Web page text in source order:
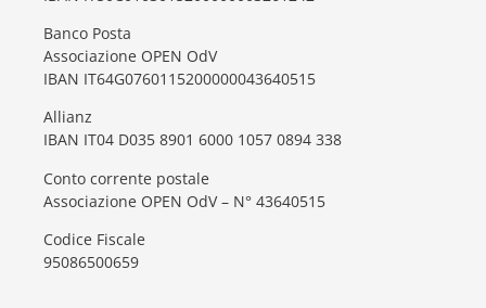
Banco Posta
Associazione OPEN OdV
IBAN IT64G0760115200000043640515
Allianz
IBAN IT04 D035 8901 6000 1057 0894 338
Conto corrente postale
Associazione OPEN OdV – N° 43640515
Codice Fiscale
95086500659